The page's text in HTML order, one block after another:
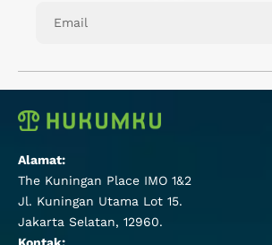
Alamat:
The Kuningan Place IMO 1&2
Jl. Kuningan Utama Lot 15.
Jakarta Selatan, 12960.
Kontak: